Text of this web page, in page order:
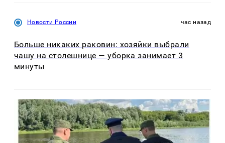
Новости России час назад
Больше никаких раковин: хозяйки выбрали
чашу на столешнице — уборка занимает 3
минуты